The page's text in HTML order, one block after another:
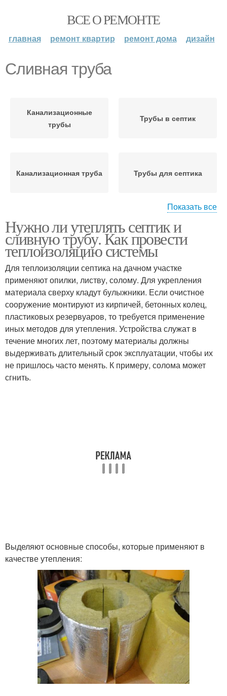
ВСЕ О РЕМОНТЕ
главная ремонт квартир ремонт дома дизайн
Сливная труба
Канализационные
трубы
Трубы в септик
Канализационная труба Трубы для септика
Трубы по диаметру
Показать все
Нужно ли утеплять септик и
сливную трубу. Как провести
теплоизоляцию системы
Для теплоизоляции септика на дачном участке
применяют опилки, листву, солому. Для укрепления
материала сверху кладут булыжники. Если очистное
сооружение монтируют из кирпичей, бетонных колец,
пластиковых резервуаров, то требуется применение
иных методов для утепления. Устройства служат в
течение многих лет, поэтому материалы должны
выдерживать длительный срок эксплуатации, чтобы их
не пришлось часто менять. К примеру, солома может
сгнить.
Выделяют основные способы, которые применяют в
качестве утепления: